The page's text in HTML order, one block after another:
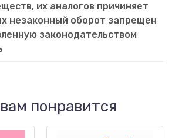
их аналогов причиняет
незаконный оборот запрещен
законодательством
понравится